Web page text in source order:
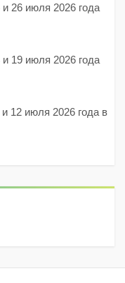
26 июля 2026 года
19 июля 2026 года
12 июля 2026 года в